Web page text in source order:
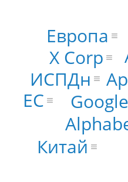
X Corp
ИСПДн
Китай
ЕС
Европа